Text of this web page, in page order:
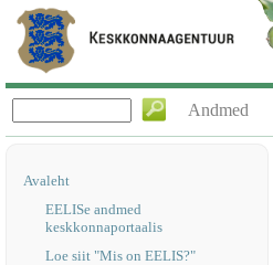
Andmed
Avaleht
EELISe andmed
keskkonnaportaalis
Loe siit "Mis on EELIS?"